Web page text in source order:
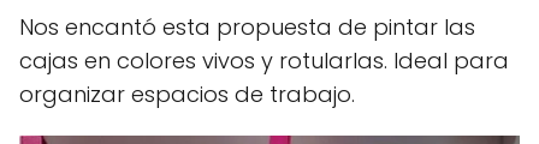
Nos encantó esta propuesta de pintar las
cajas en colores vivos y rotularlas. Ideal para
organizar espacios de trabajo.